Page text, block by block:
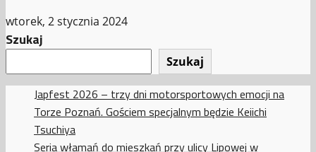
wtorek, 2 stycznia 2024
Szukaj
Szukaj
Japfest 2026 – trzy dni motorsportowych emocji na
Torze Poznań. Gościem specjalnym będzie Keiichi
Tsuchiya
Seria włamań do mieszkań przy ulicy Lipowej w